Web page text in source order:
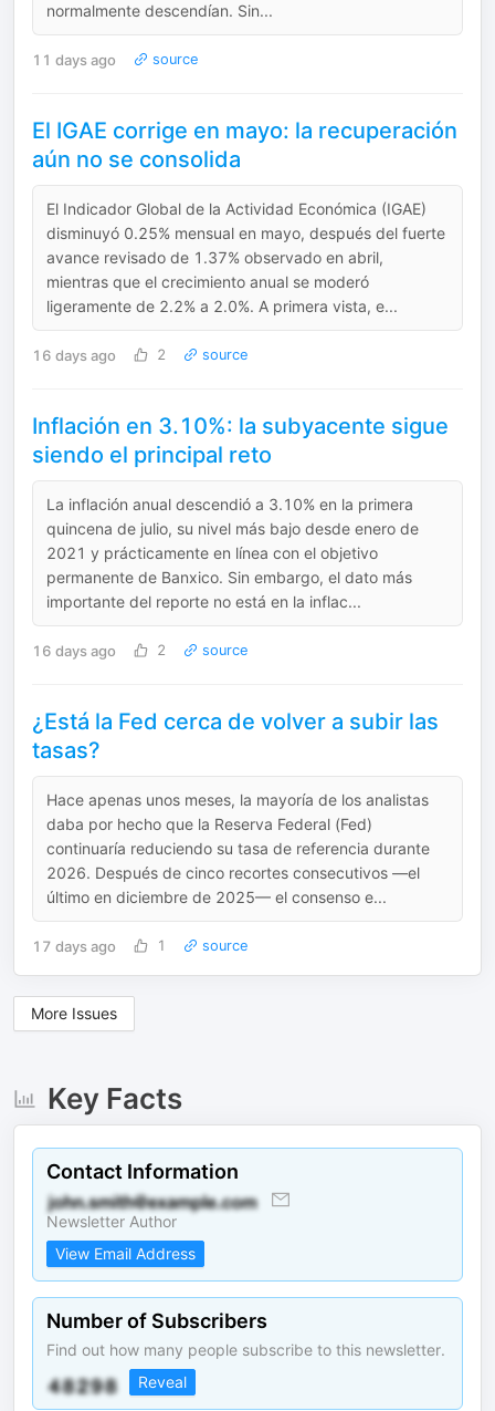
normalmente descendían. Sin...
11 days ago source
El IGAE corrige en mayo: la recuperación
aún no se consolida
El Indicador Global de la Actividad Económica (IGAE)
disminuyó 0.25% mensual en mayo, después del fuerte
avance revisado de 1.37% observado en abril,
mientras que el crecimiento anual se moderó
ligeramente de 2.2% a 2.0%. A primera vista, e...
16 days ago 2 source
Inflación en 3.10%: la subyacente sigue
siendo el principal reto
La inflación anual descendió a 3.10% en la primera
quincena de julio, su nivel más bajo desde enero de
2021 y prácticamente en línea con el objetivo
permanente de Banxico. Sin embargo, el dato más
importante del reporte no está en la inflac...
16 days ago 2 source
¿Está la Fed cerca de volver a subir las
tasas?
Hace apenas unos meses, la mayoría de los analistas
daba por hecho que la Reserva Federal (Fed)
continuaría reduciendo su tasa de referencia durante
2026. Después de cinco recortes consecutivos —el
último en diciembre de 2025— el consenso e...
17 days ago 1 source
More Issues
Key Facts
Contact Information
Newsletter Author
View Email Address
Number of Subscribers
Find out how many people subscribe to this newsletter.
Reveal